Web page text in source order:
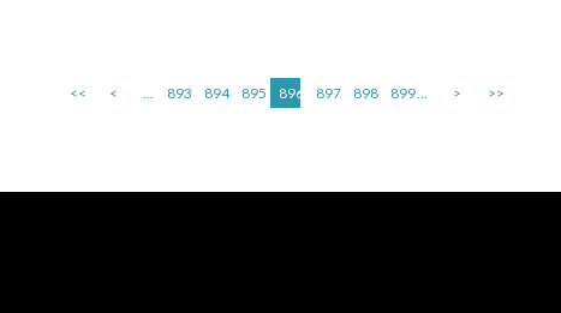
<< < ... 893 894 895 896 897 898 899... > >>